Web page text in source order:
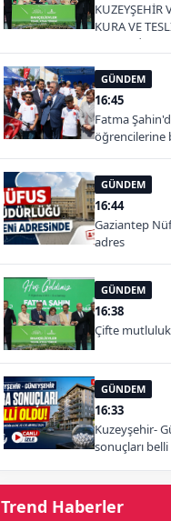
KUZEYŞEHİR
KURA VE
GÜNDEM
16:45
Fatma
öğrencilerine
GÜNDEM
16:44
Gaziantep
adres
GÜNDEM
16:38
Çifte mutluluk
GÜNDEM
16:33
Kuzeyşehir-
sonuçları
Trend Haberler